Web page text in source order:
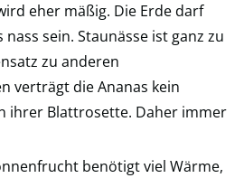
eher mäßig. Die Erde darf
sein. Staunässe ist ganz zu
zu anderen
verträgt die Ananas kein
ihrer Blattrosette. Daher immer
benötigt viel Wärme,